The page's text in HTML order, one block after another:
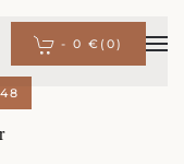
- 0 € (0)